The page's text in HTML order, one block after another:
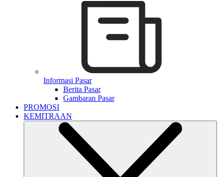
Informasi Pasar
Berita Pasar
Gambaran Pasar
PROMOSI
KEMITRAAN